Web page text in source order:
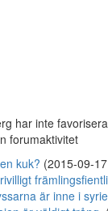
har inte
forumaktivitet
kuk? (2015-09-
är inne i